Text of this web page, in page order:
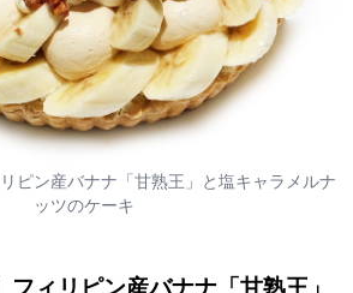
ピン産バナナ「甘熟王」と塩キャラメルナ
ッツのケーキ
フィリピン産バナナ「甘熟王」